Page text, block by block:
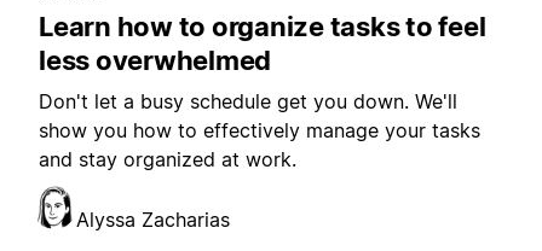
Learn how to organize tasks to feel
less overwhelmed
Don't let a busy schedule get you down. We'll
show you how to effectively manage your tasks
and stay organized at work.
Alyssa Zacharias